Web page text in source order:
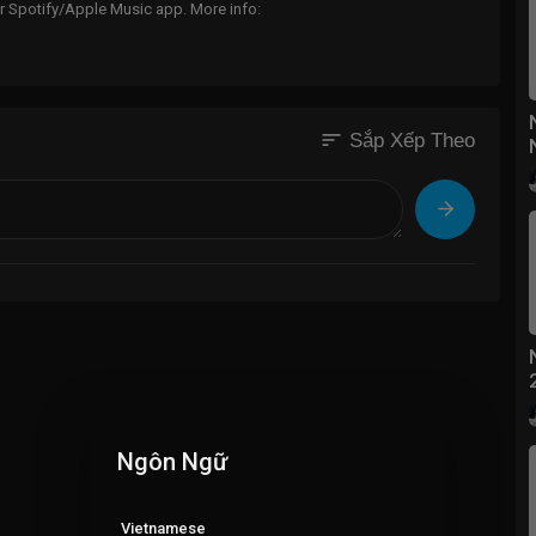
Spotify/Apple Music app. More info:
sort Sắp Xếp Theo
Ngôn Ngữ
Vietnamese